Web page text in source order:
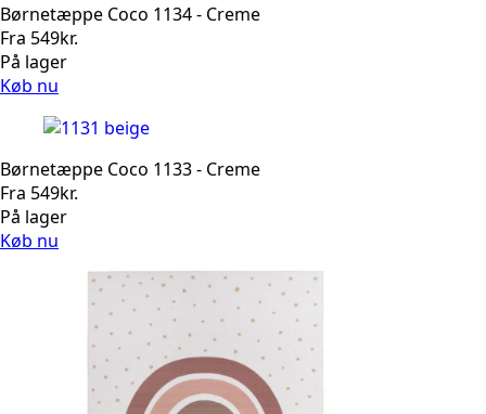
Børnetæppe Coco 1134 - Creme
Fra 549kr.
På lager
Køb nu
Børnetæppe Coco 1133 - Creme
Fra 549kr.
På lager
Køb nu